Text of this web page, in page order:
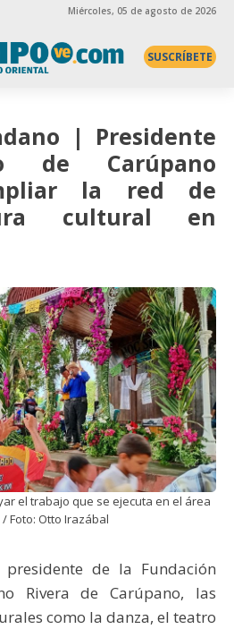
Miércoles, 05 de agosto de 2026
SUSCRÍBETE
| Presidente
de Carúpano
la red de
cultural en
el trabajo que se ejecuta en el área
Foto: Otto Irazábal
de la Fundación
Rivera de Carúpano, las
como la danza, el teatro